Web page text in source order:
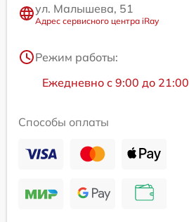
ул. Малышева, 51
Адрес сервисного центра iRay
Режим работы:
Ежедневно с 9:00 до 21:00
Способы оплаты